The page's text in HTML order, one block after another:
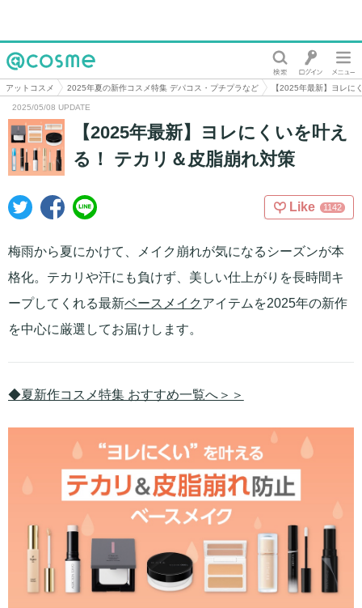
@cosme
アットコスメ 2025年夏の新作コスメ特集 デパコス・プチプラなど 【2025年最新】ヨレに
2025/05/08 UPDATE
【2025年最新】ヨレにくいを叶え
る！ テカリ＆皮脂崩れ対策
Like 1142
梅雨から夏にかけて、メイク崩れが気になるシーズンが本
格化。テカリや汗にも負けず、美しい仕上がりを長時間キ
ープしてくれる最新ベースメイク アイテムを2025年の新作
を中心に厳選してお届けします。
◆夏新作コスメ特集 おすすめ一覧へ＞＞